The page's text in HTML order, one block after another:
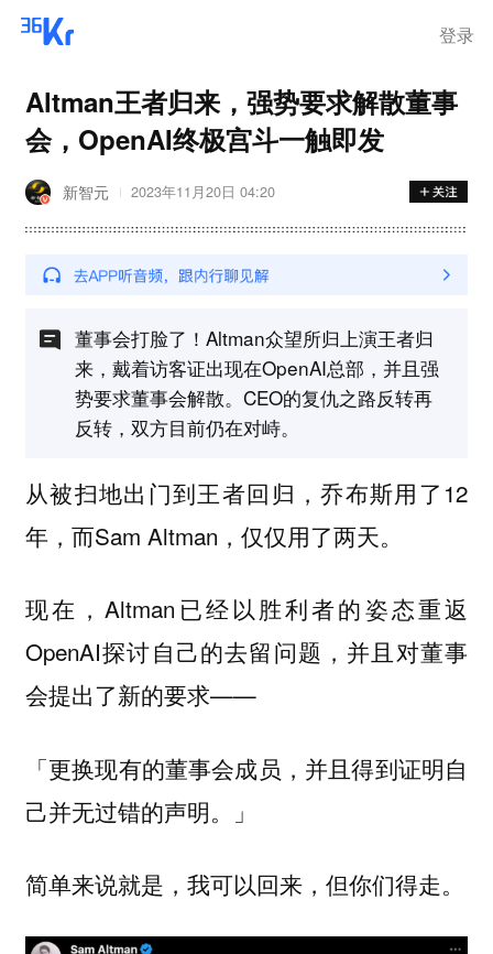
登录
Altman王者归来，强势要求解散董事
会，OpenAI终极宫斗一触即发
新智元 2023年11月20日 04:20
董事会打脸了！Altman众望所归上演王者归
来，戴着访客证出现在OpenAI总部，并且强
势要求董事会解散。CEO的复仇之路反转再
反转，双方目前仍在对峙。
从被扫地出门到王者回归，乔布斯用了12
年，而Sam Altman，仅仅用了两天。
现在，Altman已经以胜利者的姿态重返
OpenAI探讨自己的去留问题，并且对董事
会提出了新的要求——
「更换现有的董事会成员，并且得到证明自
己并无过错的声明。」
简单来说就是，我可以回来，但你们得走。